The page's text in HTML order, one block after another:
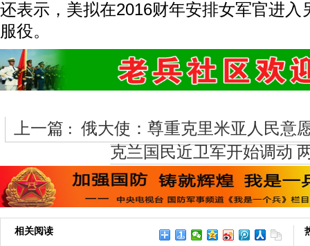
还表示，美拟在2016财年安排女军官进入
服役。
上一篇 : 俄大使：尊重克里米亚人民意
克兰国民近卫军开始调动
相关阅读